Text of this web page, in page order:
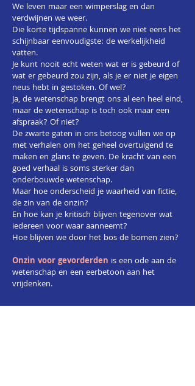
We leven maar een wimperslag en dan
verdwijnen we weer.
Die korte tijdspanne kunnen we niet eens het
schijnbaar eenvoudigste: de werkelijkheid
vatten.
Je kunt nooit echt weten wat er is gebeurd of
wat er gebeurd zou zijn, als je er niet je eigen
neus hebt in gestoken. Of wel?
Ja, de wetenschap brengt ons al een heel eind,
maar de wetenschap is toch ook maar een
afspraak? Of niet?
De zwarte gaten in ons betoog vullen we op
met verhalen om het geheel overtuigend te
maken en glans te geven. De kracht van een
goed verhaal is soms sterker dan
onderbouwde wetenschap.
Maar hoe onderscheid je waarheid van fictie,
de zin van de onzin?
En hoe kan je kritisch blijven tegenover wat
iedereen voor waar aanneemt?
Hoe blijven we door het bos de bomen zien?
Onzin voor gevorderden is een ode aan de
wetenschap en een eerbetoon aan het
vrijdenken.